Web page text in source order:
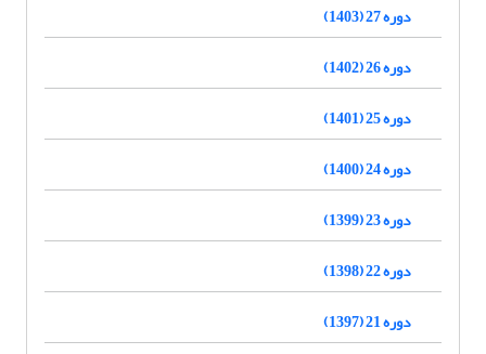
دوره 27 (1403)
دوره 26 (1402)
دوره 25 (1401)
دوره 24 (1400)
دوره 23 (1399)
دوره 22 (1398)
دوره 21 (1397)